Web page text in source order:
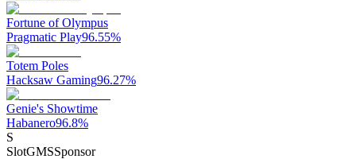
Fortune of Olympus
Pragmatic Play96.55%
Totem Poles
Hacksaw Gaming96.27%
Genie's Showtime
Habanero96.8%
S
SlotGMSSponsor